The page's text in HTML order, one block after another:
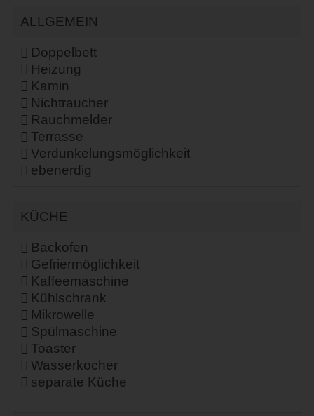
ALLGEMEIN
Doppelbett
Heizung
Kamin
Nichtraucher
Rauchmelder
Terrasse
Verdunkelungsmöglichkeit
ebenerdig
KÜCHE
Backofen
Gefriermöglichkeit
Kaffeemaschine
Kühlschrank
Mikrowelle
Spülmaschine
Toaster
Wasserkocher
separate Küche